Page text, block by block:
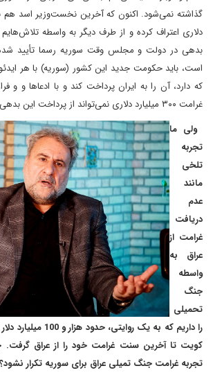
دلاری اعتراف کرده و از طرف دیگر به واسطه
بدهی در دولت و مجلس وقت سوریه رسما تأیید
است، باید حکومت جدید این کشور (سوریه) با هر
که دارد، آن را به ایران پرداخت کند و با ادعاها و و
غرامت ۳۰۰ میلیارد دلاری نمی‌تواند از پرداخت این بدهی شانه خالی کند.
ولی ما
تجربه
تلخی
مانند
عدم
دریافت
غرامت از
عراق به
واسطه
جنگ
تحمیلی
را داریم که به یک
کویت تا آخرین سنت غرامت خود را از عراق
تجربه غرامت جنگ تمیلی عراق برای سوریه تکرار نشود؟